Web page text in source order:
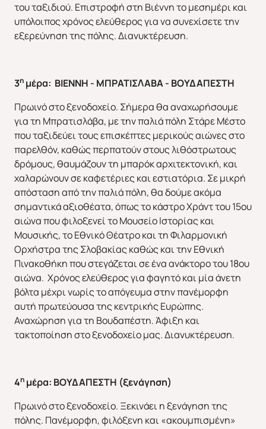
Χριστούγεννα & Πρωτοχρονιά Χειμώνας 2026/2027
του ταξιδιού. Επιστροφή στη Βιέννη το μεσημέρι και
υπόλοιπος χρόνος ελεύθερος για να συνεχίσετε την
εξερεύνηση της πόλης. Διανυκτέρευση.
3η μέρα: BIENNH - ΜΠΡΑΤΙΣΛΑΒΑ - ΒΟΥΔΑΠΕΣΤΗ
Πρωινό στο ξενοδοχείο. Σήμερα θα αναχωρήσουμε
για τη Μπρατισλάβα, με την παλιά πόλη Στάρε Μέστο
που ταξιδεύει τους επισκέπτες μερικούς αιώνες στο
παρελθόν, καθώς περπατούν στους λιθόστρωτους
δρόμους, θαυμάζουν τη μπαρόκ αρχιτεκτονική, και
χαλαρώνουν σε καφετέριες και εστιατόρια. Σε μικρή
απόσταση από την παλιά πόλη, θα δούμε ακόμα
σημαντικά αξιοθέατα, όπως το κάστρο Χράντ του 15ου
αιώνα που φιλοξενεί το Μουσείο Ιστορίας και
Μουσικής, το Εθνικό Θέατρο και τη Φιλαρμονική
Ορχήστρα της Σλοβακίας καθώς και την Εθνική
Πινακοθήκη που στεγάζεται σε ένα ανάκτορο του 18ου
αιώνα. Χρόνος ελεύθερος για φαγητό και μία άνετη
βόλτα μέχρι νωρίς το απόγευμα στην πανέμορφη
αυτή πρωτεύουσα της κεντρικής Ευρώπης.
Αναχώρηση για τη Βουδαπέστη. Άφιξη και
τακτοποίηση στο ξενοδοχείο μας. Διανυκτέρευση.
4η μέρα: ΒΟΥΔΑΠΕΣΤΗ (ξενάγηση)
Πρωινό στο ξενοδοχείο. Ξεκινάει η ξενάγηση της
πόλης. Πανέμορφη, φιλόξενη και «ακουμπισμένη»